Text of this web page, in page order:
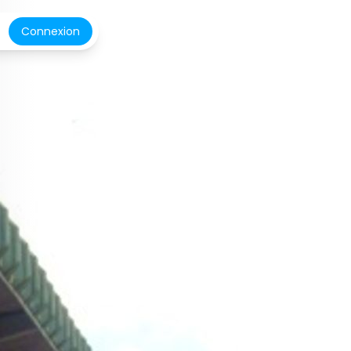
Connexion